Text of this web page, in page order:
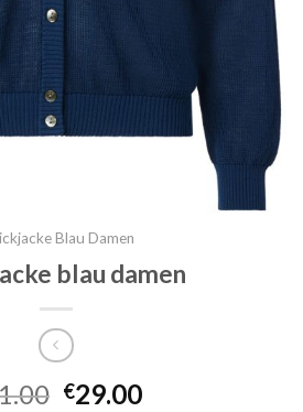
Blau Damen
blau damen
€29.00